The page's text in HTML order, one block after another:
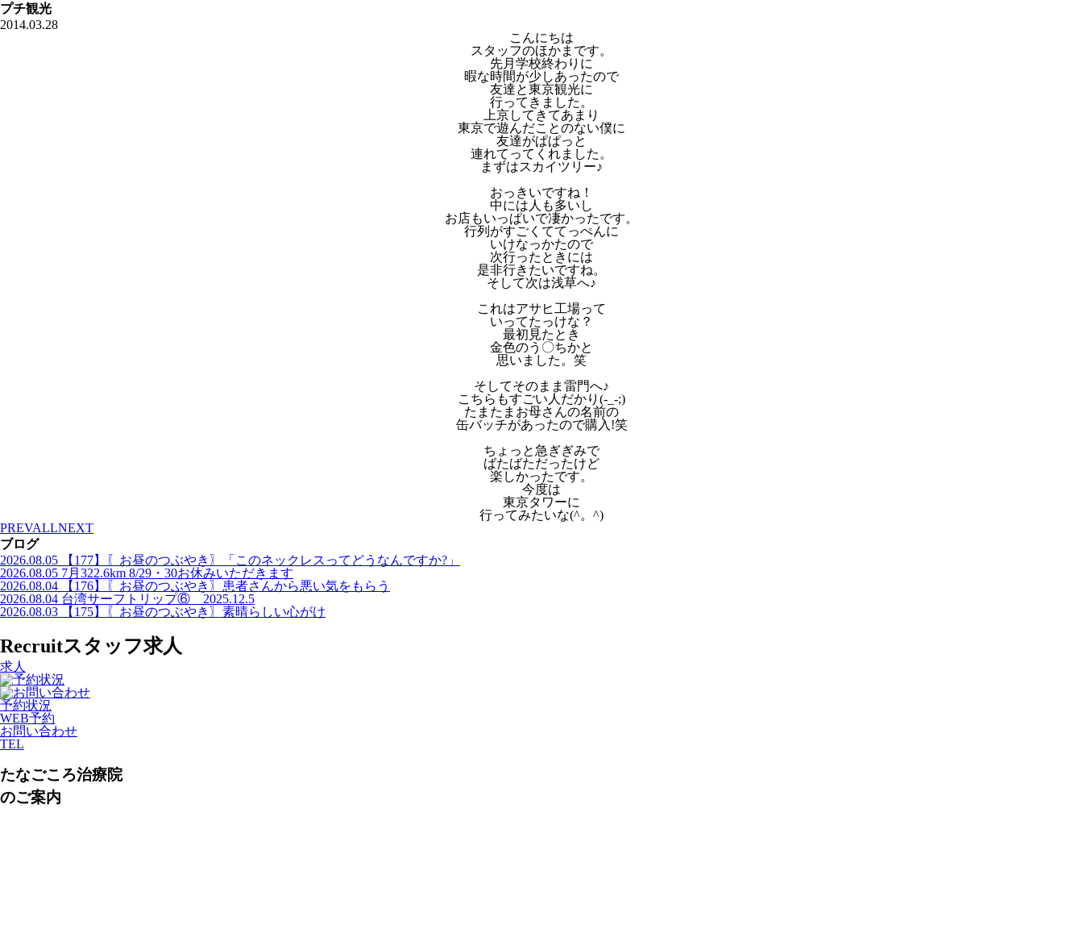
プチ観光
2014.03.28
こんにちは
スタッフのほかまです。
先月学校終わりに
暇な時間が少しあったので
友達と東京観光に
行ってきました。
上京してきてあまり
東京で遊んだことのない僕に
友達がぱぱっと
連れてってくれました。
まずはスカイツリー♪
おっきいですね！
中には人も多いし
お店もいっぱいで凄かったです。
行列がすごくててっぺんに
いけなっかたので
次行ったときには
是非行きたいですね。
そして次は浅草へ♪
これはアサヒ工場って
いってたっけな？
最初見たとき
金色のう〇ちかと
思いました。笑
そしてそのまま雷門へ♪
こちらもすごい人だかり(-_-;)
たまたまお母さんの名前の
缶バッチがあったので購入!笑
ちょっと急ぎぎみで
ばたばただったけど
楽しかったです。
今度は
東京タワーに
行ってみたいな(^。^)
PREVALLNEXT
ブログ
2026.08.05
【177】〖お昼のつぶやき〗「このネックレスってどうなんですか?」
2026.08.05 7月322.6km 8/29・30お休みいただきます
2026.08.04
【176】〖お昼のつぶやき〗患者さんから悪い気をもらう
2026.08.04 台湾サーフトリップ⑥ 2025.12.5
2026.08.03
【175】〖お昼のつぶやき〗素晴らしい心がけ
Recruitスタッフ求人
求人
予約状況
WEB予約
お問い合わせ
TEL
たなごころ治療院
のご案内